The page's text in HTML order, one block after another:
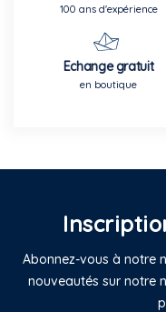
100 ans d'expérience
Echange gratuit
en boutique
Abonnez-vous à notre
nouveautés sur notre